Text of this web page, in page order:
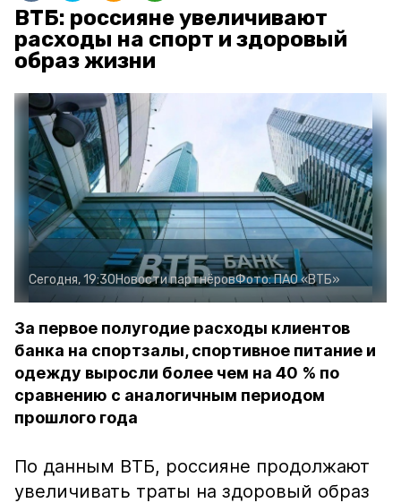
ВТБ: россияне увеличивают
расходы на спорт и здоровый
образ жизни
Сегодня, 19:30Новости партнёровФото:ПАО «ВТБ»
За первое полугодие расходы клиентов
банка на спортзалы, спортивное питание и
одежду выросли более чем на 40 % по
сравнению с аналогичным периодом
прошлого года
По данным ВТБ, россияне продолжают
увеличивать траты на здоровый образ